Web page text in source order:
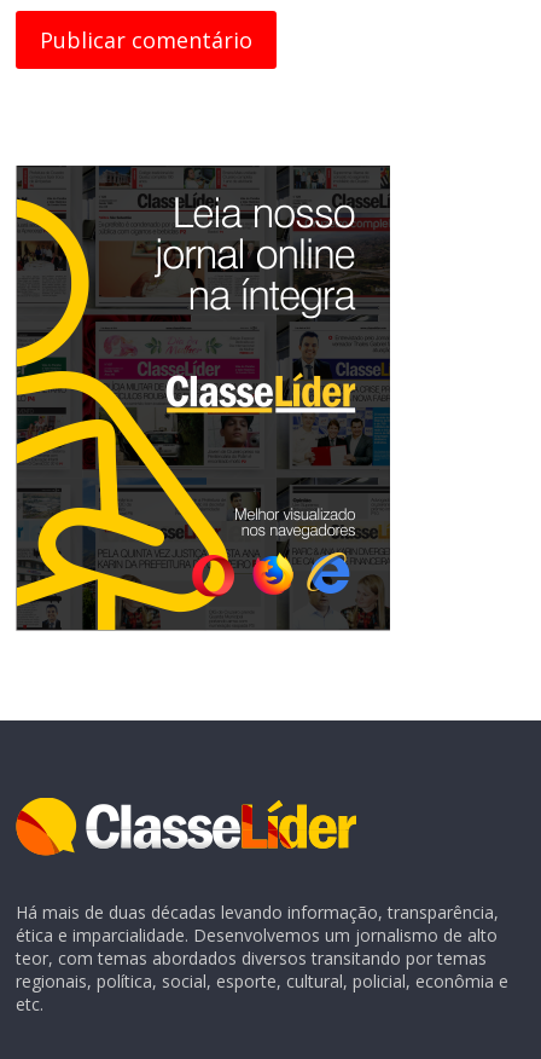
Há mais de duas décadas levando informação, transparência,
ética e imparcialidade. Desenvolvemos um jornalismo de alto
teor, com temas abordados diversos transitando por temas
regionais, política, social, esporte, cultural, policial, econômia e
etc.